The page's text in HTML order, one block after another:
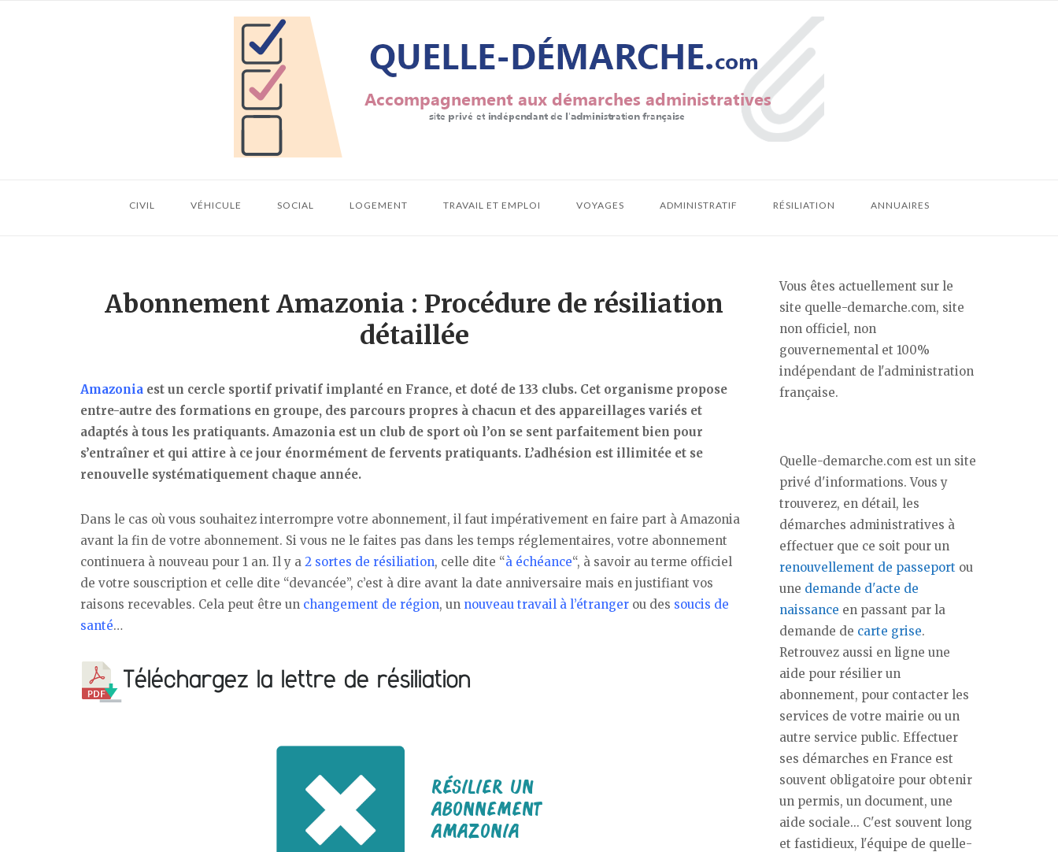
Home
CIVIL VÉHICULE SOCIAL LOGEMENT TRAVAIL ET EMPLOI VOYAGES ADMINISTRATIF RÉSILIATION ANNUAIRES
Abonnement Amazonia : Procédure de résiliation
détaillée
Amazonia est un cercle sportif privatif implanté en France, et doté de 133 clubs. Cet organisme propose
entre-autre des formations en groupe, des parcours propres à chacun et des appareillages variés et
adaptés à tous les pratiquants. Amazonia est un club de sport où l’on se sent parfaitement bien pour
s’entraîner et qui attire à ce jour énormément de fervents pratiquants. L’adhésion est illimitée et se
renouvelle systématiquement chaque année.
Dans le cas où vous souhaitez interrompre votre abonnement, il faut impérativement en faire part à Amazonia
avant la fin de votre abonnement. Si vous ne le faites pas dans les temps réglementaires, votre abonnement
continuera à nouveau pour 1 an. Il y a 2 sortes de résiliation, celle dite “à échéance“, à savoir au terme officiel
de votre souscription et celle dite “devancée”, c’est à dire avant la date anniversaire mais en justifiant vos
raisons recevables. Cela peut être un changement de région, un nouveau travail à l’étranger ou des soucis de
santé…
Vous êtes actuellement sur le
site quelle-demarche.com, site
non officiel, non
gouvernemental et 100%
indépendant de l'administration
française.
Quelle-demarche.com est un site
privé d'informations. Vous y
trouverez, en détail, les
démarches administratives à
effectuer que ce soit pour un
renouvellement de passeport ou
une demande d'acte de
naissance en passant par la
demande de carte grise.
Retrouvez aussi en ligne une
aide pour résilier un
abonnement, pour contacter les
services de votre mairie ou un
autre service public. Effectuer
ses démarches en France est
souvent obligatoire pour obtenir
un permis, un document, une
aide sociale... C'est souvent long
et fastidieux, l'équipe de quelle-